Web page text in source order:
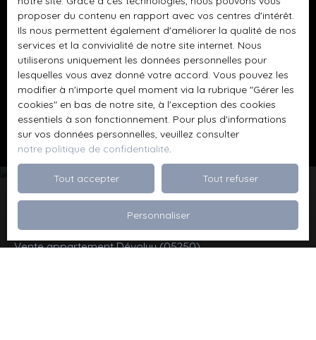
Pour en savoir plus sur le traitement de vos
données personnelles, veuillez consulter notre
politique de confidentialité.
Recevoir des annonces
Je recherche un bien
Vente appartement Dévoluy (05250)
proposer du contenu en rapport avec vos centres d'intérêt.
Ils nous permettent également d'améliorer la qualité de nos
services et la convivialité de notre site internet. Nous
utiliserons uniquement les données personnelles pour
lesquelles vous avez donné votre accord. Vous pouvez les
modifier à n'importe quel moment via la rubrique ″Gérer les
cookies″ en bas de notre site, à l'exception des cookies
essentiels à son fonctionnement. Pour plus d'informations
sur vos données personnelles, veuillez consulter
notre politique de confidentialité.
Tout accepter Tout refuser
Personnaliser